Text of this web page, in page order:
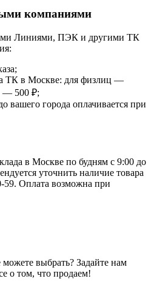
компаниями
Линиями, ПЭК и другими ТК
ТК в Москве: для физлиц —
— 500 ₽;
вашего города оплачивается при
в Москве по будням с 9:00 до
уточнить наличие товара
59. Оплата возможна при
выбрать? Задайте нам
о том, что продаем!